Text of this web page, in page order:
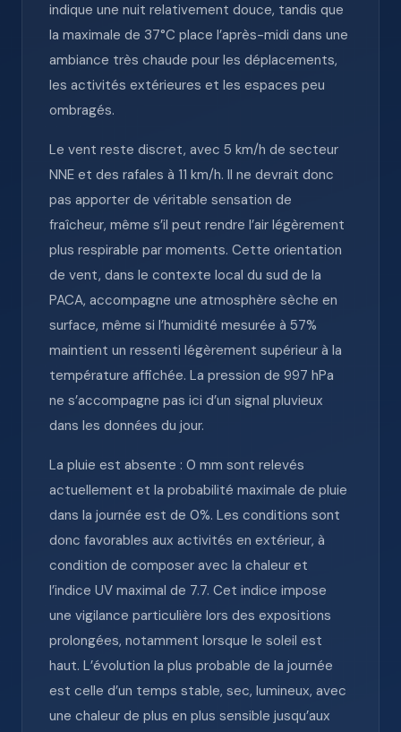
indique une nuit relativement douce, tandis que
la maximale de 37°C place l’après-midi dans une
ambiance très chaude pour les déplacements,
les activités extérieures et les espaces peu
ombragés.
Le vent reste discret, avec 5 km/h de secteur
NNE et des rafales à 11 km/h. Il ne devrait donc
pas apporter de véritable sensation de
fraîcheur, même s’il peut rendre l’air légèrement
plus respirable par moments. Cette orientation
de vent, dans le contexte local du sud de la
PACA, accompagne une atmosphère sèche en
surface, même si l’humidité mesurée à 57%
maintient un ressenti légèrement supérieur à la
température affichée. La pression de 997 hPa
ne s’accompagne pas ici d’un signal pluvieux
dans les données du jour.
La pluie est absente : 0 mm sont relevés
actuellement et la probabilité maximale de pluie
dans la journée est de 0%. Les conditions sont
donc favorables aux activités en extérieur, à
condition de composer avec la chaleur et
l’indice UV maximal de 7.7. Cet indice impose
une vigilance particulière lors des expositions
prolongées, notamment lorsque le soleil est
haut. L’évolution la plus probable de la journée
est celle d’un temps stable, sec, lumineux, avec
une chaleur de plus en plus sensible jusqu’aux